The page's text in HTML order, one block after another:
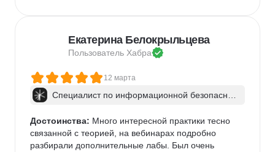
Екатерина Белокрыльцева
Пользователь Хабра
12 марта
Специалист по информационной безопаснос
Достоинства: Много интересной практики тесно
связанной с теорией, на вебинарах подробно
разбирали дополнительные лабы. Был очень